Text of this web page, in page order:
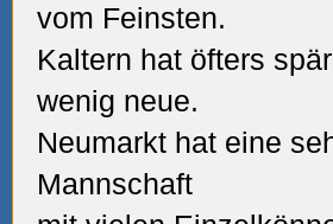
vom Feinsten.
Kaltern hat öfters
wenig neue.
Neumarkt hat eine
Mannschaft